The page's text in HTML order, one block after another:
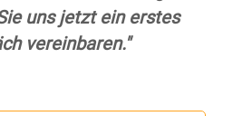
uns jetzt ein erstes
vereinbaren."